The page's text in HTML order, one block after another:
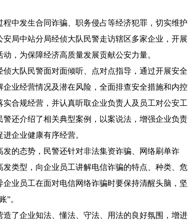
发生合同诈骗、职务侵占等经济犯罪，切实维护
局中站分局经侦大队民警走访辖区多家企业，开展
，为保障经济高质量发展贡献公安力量。
队民警面对面倾听、点对点指导，通过开展安全
业经营情况及潜在风险，全面排查安全措施和内控
实合规经营，并认真听取企业负责人及员工对公安工
还介绍了相关典型案例，以案说法，增强企业负责
企业健康有序经营。
的态势，民警还针对非法集资诈骗、网络刷单诈
类型，向企业员工讲解电信诈骗的特点、种类、危
业员工在面对电信网络诈骗时要保持清醒头脑，坚
”。
企业知法、懂法、守法、用法的良好氛围，增进